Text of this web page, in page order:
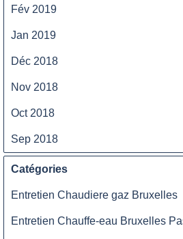
Fév 2019
Jan 2019
Déc 2018
Nov 2018
Oct 2018
Sep 2018
Catégories
Entretien Chaudiere gaz Bruxelles
Entretien Chauffe-eau Bruxelles